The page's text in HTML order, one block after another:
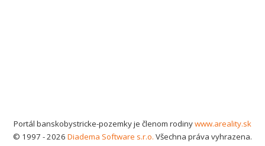
Portál banskobystricke-pozemky je členom rodinywww.areality.sk
© 1997 - 2026 Diadema Software s.r.o. Všechna práva vyhrazena.